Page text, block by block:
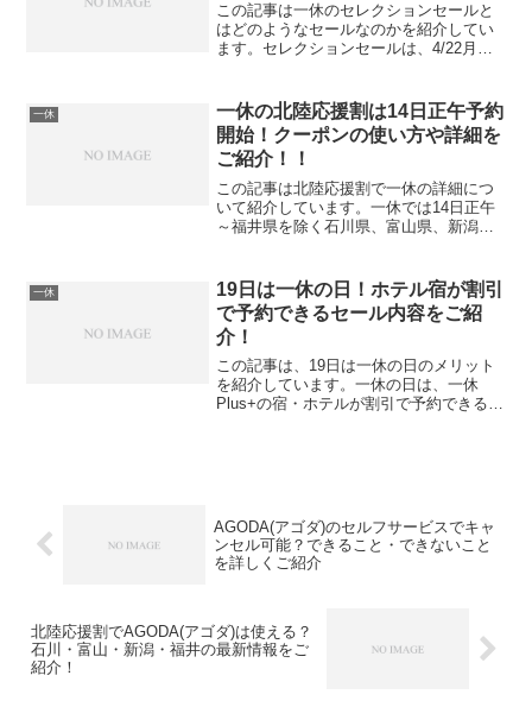
この記事は一休のセレクションセールと
はどのようなセールなのかを紹介してい
ます。セレクションセールは、4/22月曜
たい人は下記の公式サイトを、開催中の
一休のセレクシ...
一休
一休の北陸応援割は14日正午予約
開始！クーポンの使い方や詳細を
ご紹介！！
この記事は北陸応援割で一休の詳細につ
いて紹介しています。一休では14日正午
～福井県を除く石川県、富山県、新潟県
休で北陸応援割を予約する人は下記の公
式サイトを、一休で北...
一休
19日は一休の日！ホテル宿が割引
で予約できるセール内容をご紹
介！
この記事は、19日は一休の日のメリット
を紹介しています。一休の日は、一休
Plus+の宿・ホテルが割引で予約できるセ
AGODA(アゴダ)のセルフサービスでキャ
ンセル可能？できること・できないこと
を詳しくご紹介
北陸応援割でAGODA(アゴダ)は使える？
石川・富山・新潟・福井の最新情報をご
紹介！